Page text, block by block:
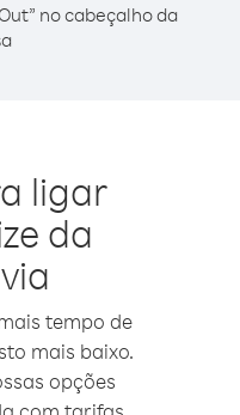
no cabeçalho da
ligar
da
tempo de
mais baixo.
opções